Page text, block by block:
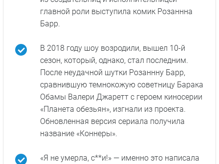
Американская
семейка
Факты о сериале
Девять сезонов сериала«Розаннавыходили
на канале ABC с 1988 по 1997 годы. В центре
сюжета — американская семья из рабочего
из создательниц и исполнительницей